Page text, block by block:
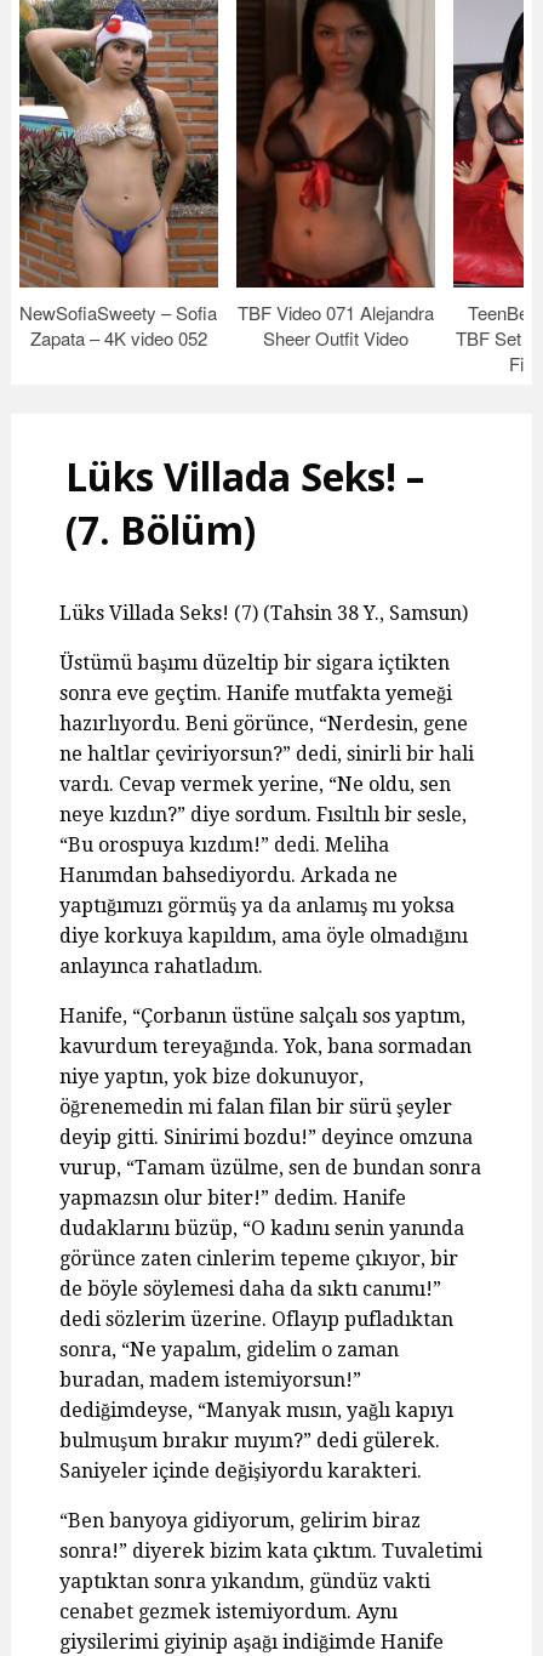
NewSofiaSweety – Sofia
Zapata – 4K video 052
TBF Video 071 Alejandra
Sheer Outfit Video
TBF Set
Lüks Villada Seks! –
(7. Bölüm)
Lüks Villada Seks! (7) (Tahsin 38 Y., Samsun)
Üstümü başımı düzeltip bir sigara içtikten
sonra eve geçtim. Hanife mutfakta yemeği
hazırlıyordu. Beni görünce, “Nerdesin, gene
ne haltlar çeviriyorsun?” dedi, sinirli bir hali
vardı. Cevap vermek yerine, “Ne oldu, sen
neye kızdın?” diye sordum. Fısıltılı bir sesle,
“Bu orospuya kızdım!” dedi. Meliha
Hanımdan bahsediyordu. Arkada ne
yaptığımızı görmüş ya da anlamış mı yoksa
diye korkuya kapıldım, ama öyle olmadığını
anlayınca rahatladım.
Hanife, “Çorbanın üstüne salçalı sos yaptım,
kavurdum tereyağında. Yok, bana sormadan
niye yaptın, yok bize dokunuyor,
öğrenemedin mi falan filan bir sürü şeyler
deyip gitti. Sinirimi bozdu!” deyince omzuna
vurup, “Tamam üzülme, sen de bundan sonra
yapmazsın olur biter!” dedim. Hanife
dudaklarını büzüp, “O kadını senin yanında
görünce zaten cinlerim tepeme çıkıyor, bir
de böyle söylemesi daha da sıktı canımı!”
dedi sözlerim üzerine. Oflayıp pufladıktan
sonra, “Ne yapalım, gidelim o zaman
buradan, madem istemiyorsun!”
dediğimdeyse, “Manyak mısın, yağlı kapıyı
bulmuşum bırakır mıyım?” dedi gülerek.
Saniyeler içinde değişiyordu karakteri.
“Ben banyoya gidiyorum, gelirim biraz
sonra!” diyerek bizim kata çıktım. Tuvaletimi
yaptıktan sonra yıkandım, gündüz vakti
cenabet gezmek istemiyordum. Aynı
giysilerimi giyinip aşağı indiğimde Hanife